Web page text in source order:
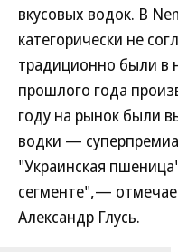
вкусовых водок. В
категорически не
традиционно были в
прошлого года
году на рынок были
водки —
"Украинская
сегменте",—
Александр Глусь.